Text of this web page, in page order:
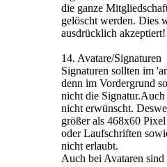
die ganze
gelöscht werden. Dies
ausdrücklich akzeptiert!
14. Avatare/Signaturen
Signaturen sollten im
denn im Vordergrund
nicht die
nicht erwünscht.
größer als 468x60
oder Laufschriften
nicht erlaubt.
Auch bei Avataren